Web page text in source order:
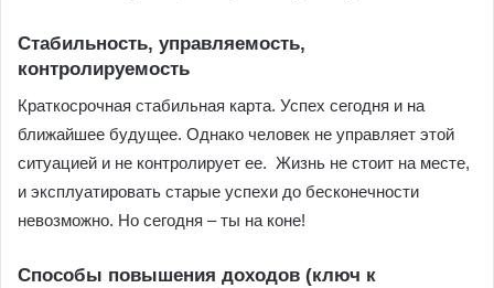
Стабильность, управляемость,
контролируемость
Краткосрочная стабильная карта. Успех сегодня и на
ближайшее будущее. Однако человек не управляет этой
ситуацией и не контролирует ее. Жизнь не стоит на месте,
и эксплуатировать старые успехи до бесконечности
невозможно. Но сегодня – ты на коне!
Способы повышения доходов (ключ к